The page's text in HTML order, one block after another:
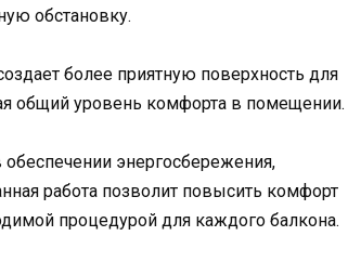
обстановку.
более приятную поверхность для
общий уровень комфорта в помещении.
энергосбережения,
работа позволит повысить комфорт
процедурой для каждого балкона.